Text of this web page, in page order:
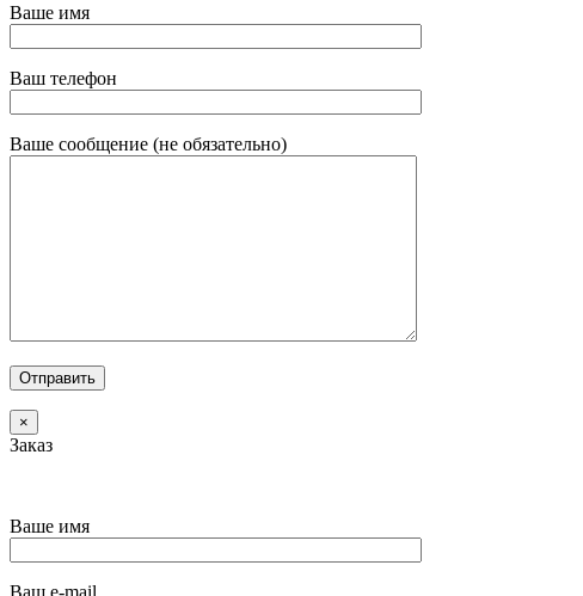
Ваше имя
Ваш телефон
Ваше сообщение (не обязательно)
×
Заказ
Ваше имя
Ваш e-mail